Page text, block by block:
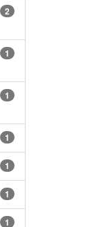
2
1
1
1
1
1
1